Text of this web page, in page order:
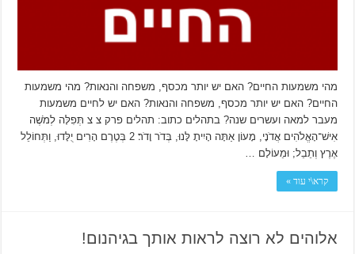
מהי משמעות החיים? האם יש יותר מכסף, משפחה והנאות? מהי משמעות
החיים? האם יש יותר מכסף, משפחה והנאות? האם יש לחיים משמעות
מעבר למאה ועשרים שנה? בתהלים כתוב: תהלים פרק צ צ תְּפִלָּה לְמֹשֶׁה
אִישׁ־הָאֱלֹהִים אֲדֹנָי, מָעוֹן אַתָּה הָיִיתָ לָּנוּ, בְּדֹר וָדֹר׃ 2 בְּטֶרֶם הָרִים יֻלָּדוּ, וַתְּחוֹלֵל
אֶרֶץ וְתֵבֵל; וּמֵעוֹלָם …
קרא\י עוד »
אלוהים לא רוצה לראות אותך בגיהנום!